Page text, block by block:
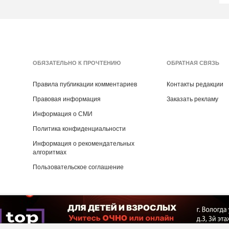
ОБЯЗАТЕЛЬНО К ПРОЧТЕНИЮ
Правила публикации комментариев
Правовая информация
Информация о СМИ
Политика конфиденциальности
Информация о рекомендательных
алгоритмах
Пользовательское соглашение
ОБРАТНАЯ СВЯЗЬ
Контакты редакции
Заказать рекламу
Copyright ©2016- 2026Рекламная группа «Медиа консалт»